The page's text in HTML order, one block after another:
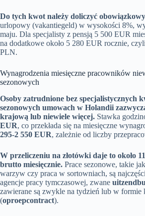
Do tych kwot należy doliczyć obowiązkowy
urlopowy (vakantiegeld) w wysokości 8%,
maju. Dla specjalisty z pensją 5 500 EUR
na dodatkowe około 5 280 EUR rocznie,
PLN.
Wynagrodzenia miesięczne pracowników
sezonowych
Osoby zatrudnione bez specjalistycznych
sezonowych umowach w Holandii
krajową lub niewiele więcej. Stawka
EUR, co przekłada się na miesięczne
295-2 550 EUR, zależnie od liczby
W przeliczeniu na złotówki daje to około
brutto miesięcznie. Prace sezonowe, takie
warzyw czy praca w sortowniach, są
agencje pracy tymczasowej, zwane
zawierane są zwykle na tydzień lub w
(oproepcontract).